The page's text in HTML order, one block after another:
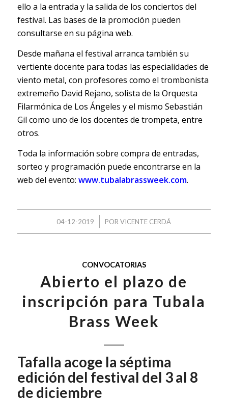
ello a la entrada y la salida de los conciertos del
festival. Las bases de la promoción pueden
consultarse en su página web.
Desde mañana el festival arranca también su
vertiente docente para todas las especialidades de
viento metal, con profesores como el trombonista
extremeño David Rejano, solista de la Orquesta
Filarmónica de Los Ángeles y el mismo Sebastián
Gil como uno de los docentes de trompeta, entre
otros.
Toda la información sobre compra de entradas,
sorteo y programación puede encontrarse en la
web del evento: www.tubalabrassweek.com.
04-12-2019
/ PORVICENTE CERDÁ
CONVOCATORIAS
Abierto el plazo de
inscripción para Tubala
Brass Week
Tafalla acoge la séptima
edición del festival del 3 al 8
de diciembre